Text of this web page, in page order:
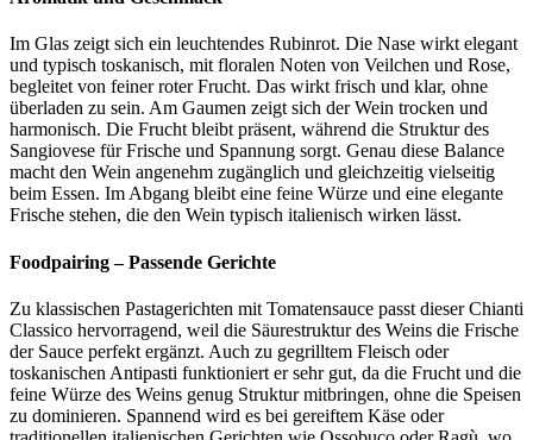
Im Glas zeigt sich ein leuchtendes Rubinrot. Die Nase wirkt elegant
und typisch toskanisch, mit floralen Noten von Veilchen und Rose,
begleitet von feiner roter Frucht. Das wirkt frisch und klar, ohne
überladen zu sein. Am Gaumen zeigt sich der Wein trocken und
harmonisch. Die Frucht bleibt präsent, während die Struktur des
Sangiovese für Frische und Spannung sorgt. Genau diese Balance
macht den Wein angenehm zugänglich und gleichzeitig vielseitig
beim Essen. Im Abgang bleibt eine feine Würze und eine elegante
Frische stehen, die den Wein typisch italienisch wirken lässt.
Foodpairing – Passende Gerichte
Zu klassischen Pastagerichten mit Tomatensauce passt dieser Chianti
Classico hervorragend, weil die Säurestruktur des Weins die Frische
der Sauce perfekt ergänzt. Auch zu gegrilltem Fleisch oder
toskanischen Antipasti funktioniert er sehr gut, da die Frucht und die
feine Würze des Weins genug Struktur mitbringen, ohne die Speisen
zu dominieren. Spannend wird es bei gereiftem Käse oder